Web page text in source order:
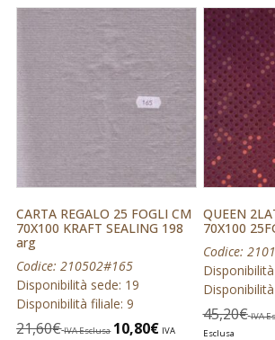
CARTA REGALO 25 FOGLI CM
70X100 KRAFT SEALING 198
arg
Codice: 210502#165
Disponibilità sede: 19
Disponibilità filiale: 9
21,60€ IVA Esclusa 10,80€ IVA
QUEEN
70X100
Codice:
45,20€ IVA
Esclusa